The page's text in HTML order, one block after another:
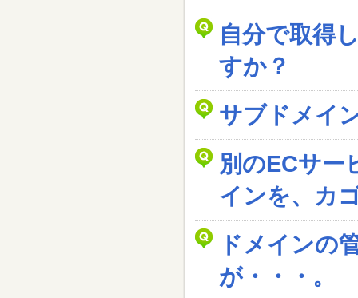
自分で取得
すか？
サブドメイ
別のECサー
インを、カ
ドメインの
が・・・。